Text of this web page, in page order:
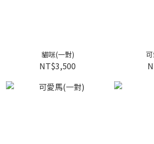
貓咪(一對)
NT$3,500